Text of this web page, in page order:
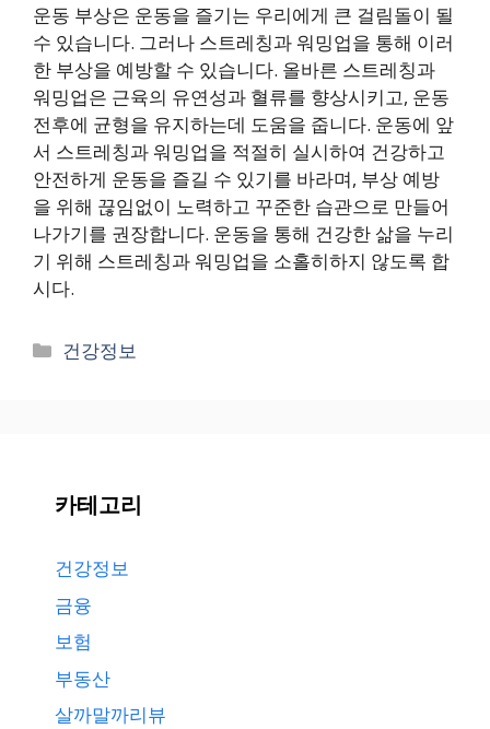
운동 부상은 운동을 즐기는 우리에게 큰 걸림돌이 될
수 있습니다. 그러나 스트레칭과 워밍업을 통해 이러
한 부상을 예방할 수 있습니다. 올바른 스트레칭과
워밍업은 근육의 유연성과 혈류를 향상시키고, 운동
전후에 균형을 유지하는데 도움을 줍니다. 운동에 앞
서 스트레칭과 워밍업을 적절히 실시하여 건강하고
안전하게 운동을 즐길 수 있기를 바라며, 부상 예방
을 위해 끊임없이 노력하고 꾸준한 습관으로 만들어
나가기를 권장합니다. 운동을 통해 건강한 삶을 누리
기 위해 스트레칭과 워밍업을 소홀히하지 않도록 합
시다.
Categories
건강정보
카테고리
건강정보
금융
보험
부동산
살까말까리뷰